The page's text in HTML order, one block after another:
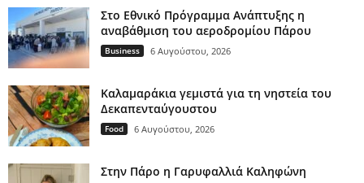
Στο Εθνικό Πρόγραμμα Ανάπτυξης η
αναβάθμιση του αεροδρομίου Πάρου
Business 6 Αυγούστου, 2026
Καλαμαράκια γεμιστά για τη νηστεία του
Δεκαπενταύγουστου
Food 6 Αυγούστου, 2026
Στην Πάρο η Γαρυφαλλιά Καληφώνη